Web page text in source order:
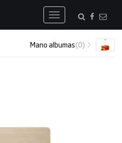
Toggle
navigation
Mano albumas(0)